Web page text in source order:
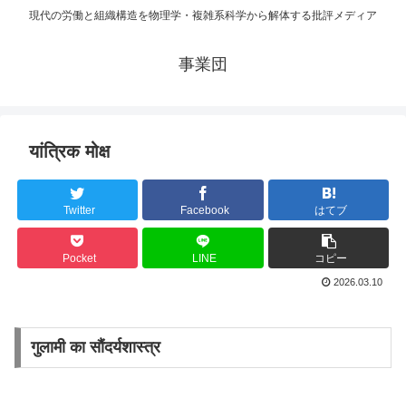
現代の労働と組織構造を物理学・複雑系科学から解体する批評メディア
事業団
यांत्रिक मोक्ष
Twitter Facebook はてブ
Pocket LINE コピー
2026.03.10
गुलामी का सौंदर्यशास्त्र